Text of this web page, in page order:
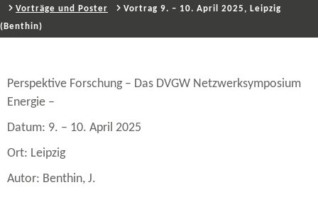
Vorträge und Poster
Vortrag 9. – 10. April 2025, Leipzig
(Benthin)
Perspektive Forschung – Das DVGW Netzwerksymposium
Energie –
Datum: 9. – 10. April 2025
Ort: Leipzig
Autor: Benthin, J.